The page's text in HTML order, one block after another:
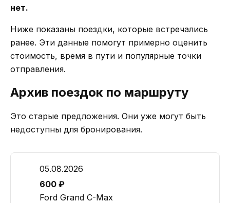
нет.
Ниже показаны поездки, которые встречались
ранее. Эти данные помогут примерно оценить
стоимость, время в пути и популярные точки
отправления.
Архив поездок по маршруту
Это старые предложения. Они уже могут быть
недоступны для бронирования.
05.08.2026
600 ₽
Ford Grand C-Max